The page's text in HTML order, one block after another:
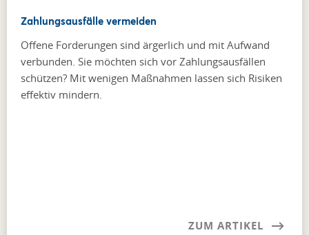
Zahlungsausfälle vermeiden
Offene Forderungen sind ärgerlich und mit Aufwand
verbunden. Sie möchten sich vor Zahlungsausfällen
schützen? Mit wenigen Maßnahmen lassen sich Risiken
effektiv mindern.
ZUM ARTIKEL